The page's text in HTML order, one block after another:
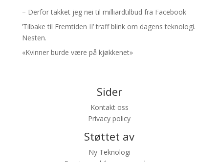
– Derfor takket jeg nei til milliardtilbud fra Facebook
’Tilbake til Fremtiden II’ traff blink om dagens teknologi.
Nesten.
«Kvinner burde være på kjøkkenet»
Sider
Kontakt oss
Privacy policy
Støttet av
Ny Teknologi